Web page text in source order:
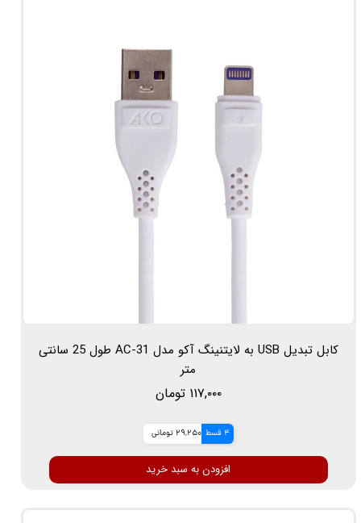
کابل تبدیل USB به لایتنینگ آکو مدل AC-31 طول 25 سانتی
متر
۱۱۷,۰۰۰ تومان
4 قسط 29,250 تومانی
افزودن به سبد خرید